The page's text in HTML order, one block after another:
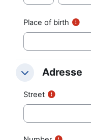
Place of birth
Adresse
AdresseAdresse
Street